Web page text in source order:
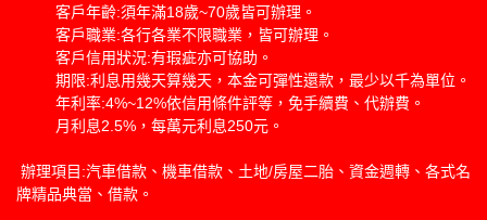
客戶年齡:須年滿18歲~70歲皆可辦理。
客戶職業:各行各業不限職業，皆可辦理。
客戶信用狀況:有瑕疵亦可協助。
期限:利息用幾天算幾天，本金可彈性還款，最少以千為單位。
年利率:4%~12%依信用條件評等，免手續費、代辦費。
月利息2.5%，每萬元利息250元。
辦理項目:汽車借款、機車借款、土地/房屋二胎、資金週轉、各式名
牌精品典當、借款。